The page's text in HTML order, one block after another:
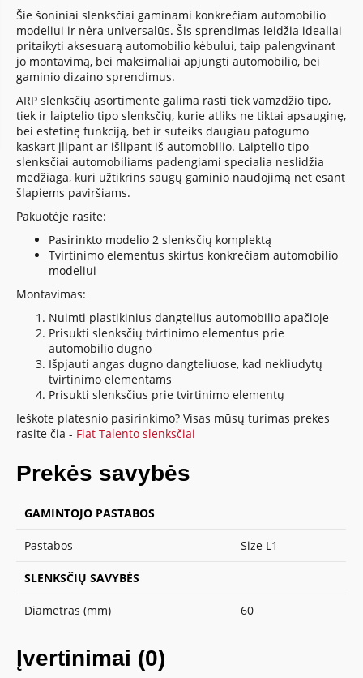
Šie šoniniai slenksčiai gaminami konkrečiam automobilio
modeliui ir nėra universalūs. Šis sprendimas leidžia idealiai
pritaikyti aksesuarą automobilio kėbului, taip palengvinant
jo montavimą, bei maksimaliai apjungti automobilio, bei
gaminio dizaino sprendimus.
ARP slenksčių asortimente galima rasti tiek vamzdžio tipo,
tiek ir laiptelio tipo slenksčių, kurie atliks ne tiktai apsauginę,
bei estetinę funkciją, bet ir suteiks daugiau patogumo
kaskart įlipant ar išlipant iš automobilio. Laiptelio tipo
slenksčiai automobiliams padengiami specialia neslidžia
medžiaga, kuri užtikrins saugų gaminio naudojimą net esant
šlapiems paviršiams.
Pakuotėje rasite:
Pasirinkto modelio 2 slenksčių komplektą
Tvirtinimo elementus skirtus konkrečiam automobilio
modeliui
Montavimas:
Nuimti plastikinius dangtelius automobilio apačioje
Prisukti slenksčių tvirtinimo elementus prie
automobilio dugno
Išpjauti angas dugno dangteliuose, kad nekliudytų
tvirtinimo elementams
Prisukti slenksčius prie tvirtinimo elementų
Ieškote platesnio pasirinkimo? Visas mūsų turimas prekes
rasite čia - Fiat Talento slenksčiai
Prekės savybės
GAMINTOJO PASTABOS
Pastabos Size L1
SLENKSČIŲ SAVYBĖS
Diametras (mm) 60
Įvertinimai (0)